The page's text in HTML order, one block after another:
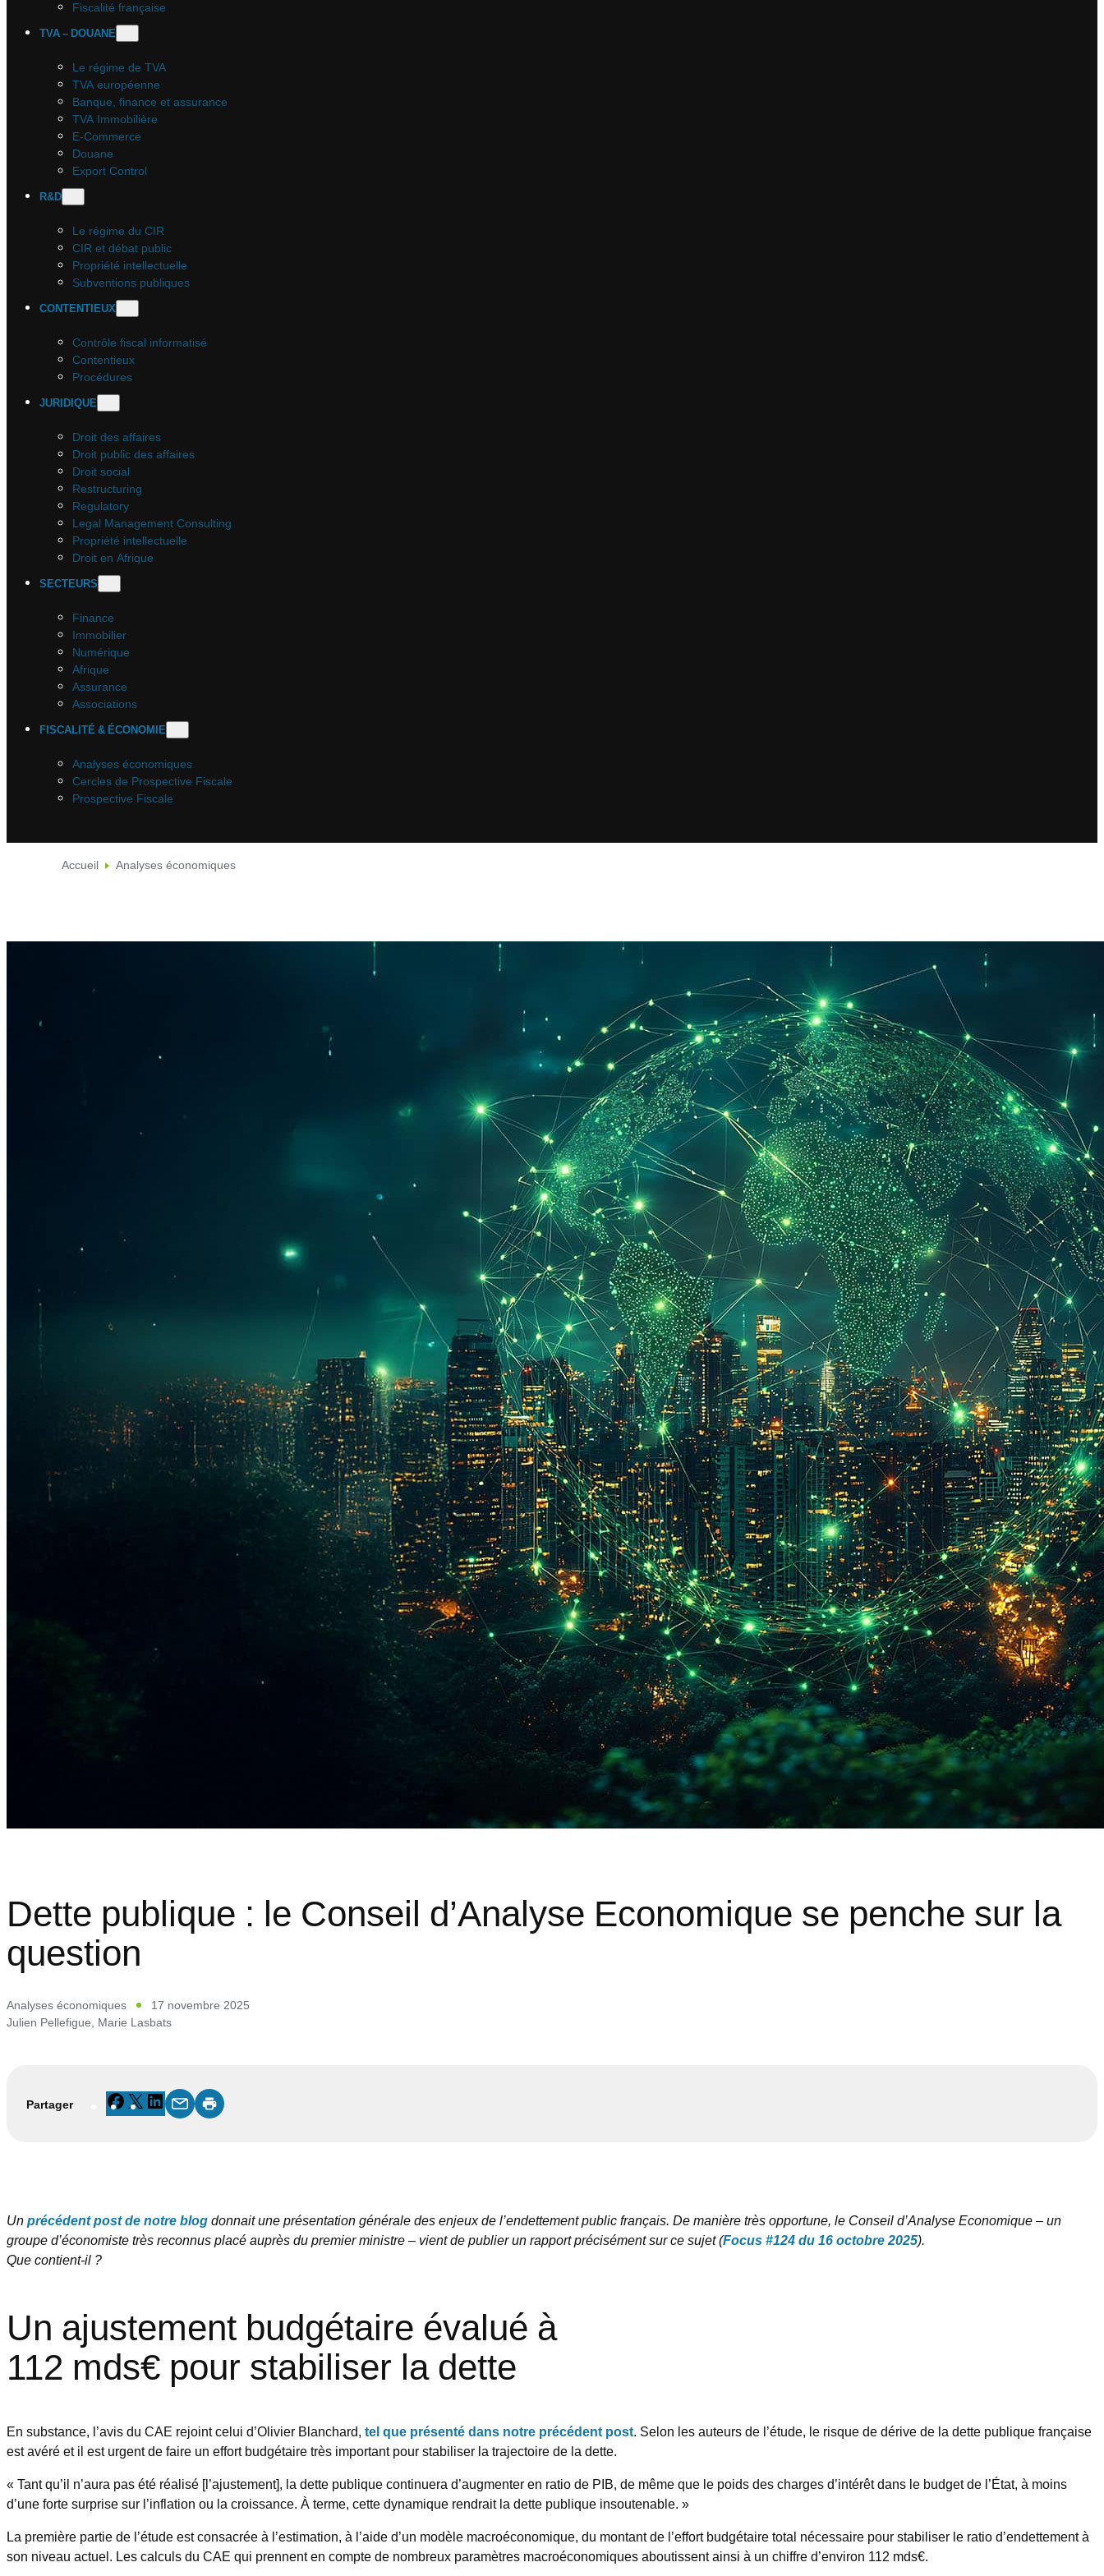
Fiscalité française
TVA – DOUANE
Le régime de TVA
TVA européenne
Banque, finance et assurance
TVA Immobilière
E-Commerce
Douane
Export Control
R&D
Le régime du CIR
CIR et débat public
Propriété intellectuelle
Subventions publiques
CONTENTIEUX
Contrôle fiscal informatisé
Contentieux
Procédures
JURIDIQUE
Droit des affaires
Droit public des affaires
Droit social
Restructuring
Regulatory
Legal Management Consulting
Propriété intellectuelle
Droit en Afrique
SECTEURS
Finance
Immobilier
Numérique
Afrique
Assurance
Associations
FISCALITÉ & ÉCONOMIE
Analyses économiques
Cercles de Prospective Fiscale
Prospective Fiscale
Accueil Analyses économiques
Dette publique : le Conseil d’Analyse Economique se penche sur la
question
Analyses économiques
17 novembre 2025
Julien Pellefigue, Marie Lasbats
Partager Facebook
X LinkedIn
Unprécédent post de notre blogdonnait une présentation générale des enjeux de l’endettement public français. De manière très opportune, le Conseil d’Analyse Economique – un
groupe d’économiste très reconnus placé auprès du premier ministre – vient de publier un rapport précisément sur ce sujet (Focus #124 du 16 octobre 2025).
Que contient-il ?
Un ajustement budgétaire évalué à
112 mds€ pour stabiliser la dette
En substance, l’avis du CAE rejoint celui d’Olivier Blanchard, tel que présenté dans notre précédent post. Selon les auteurs de l’étude, le risque de dérive de la dette publique française
est avéré et il est urgent de faire un effort budgétaire très important pour stabiliser la trajectoire de la dette.
« Tant qu’il n’aura pas été réalisé [l’ajustement], la dette publique continuera d’augmenter en ratio de PIB, de même que le poids des charges d’intérêt dans le budget de l’État, à moins
d’une forte surprise sur l’inflation ou la croissance. À terme, cette dynamique rendrait la dette publique insoutenable. »
La première partie de l’étude est consacrée à l’estimation, à l’aide d’un modèle macroéconomique, du montant de l’effort budgétaire total nécessaire pour stabiliser le ratio d’endettement à
son niveau actuel. Les calculs du CAE qui prennent en compte de nombreux paramètres macroéconomiques aboutissent ainsi à un chiffre d’environ 112 mds€.